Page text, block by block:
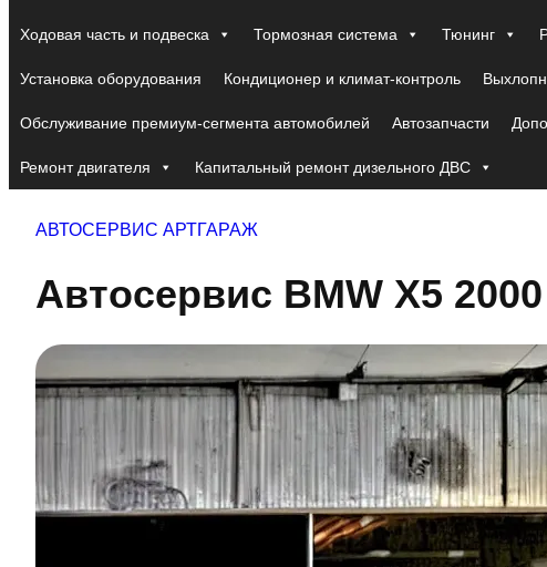
Ходовая часть и подвеска Тормозная система Тюнинг
Установка оборудования Кондиционер и климат-контроль
Обслуживание премиум-сегмента автомобилей Автозапчасти
Ремонт двигателя Капитальный ремонт дизельного ДВС
АВТОСЕРВИС АРТГАРАЖ
Автосервис BMW X5 2000